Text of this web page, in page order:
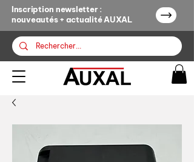
Inscription newsletter :
nouveautés + actualité AUXAL